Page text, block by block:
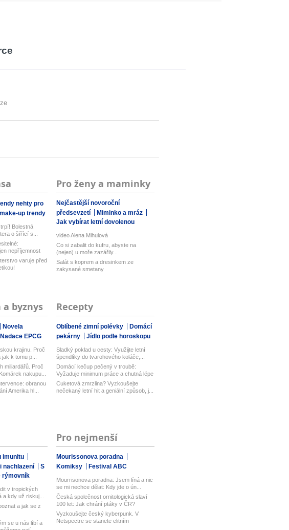
nehty pro
up trendy
Bolestná
o šířící s...
nepříjemnost
varuje před
Pro ženy a maminky
Nejčastější novoroční
předsevzetí
Miminko a mráz
Jak vybírat letní dovolenou
video Alena Mihulová
Co si zabalit do kufru, abyste na
(nejen) u moře zazářily...
Salát s koprem a dresinkem ze
zakysané smetany
byznys
Novela
Nadace EPCG
krajinu. Proč
k tomu p...
miliardářů. Proč
nakupu...
obranou
Amerika hl...
Recepty
Oblíbené zimní polévky
Domácí
pekárny
Jídlo podle horoskopu
Sladký poklad u cesty: Využijte letní
špendlíky do tvarohového koláče,...
Domácí kečup pečený v troubě:
Vyžaduje minimum práce a chutná lépe
než...
Cuketová zmrzlina? Vyzkoušejte
nečekaný letní hit a geniální způsob, j...
imunitu
nachlazení
S
rýmovník
v tropických
a kdy už riskuj...
a jak se z
se u nás líbí a
Pro nejmenší
Mourissonova poradna
Komiksy
Festival ABC
Mourrisonova poradna: Jsem líná a nic
se mi nechce dělat: Kdy jde o ún...
Česká společnost ornitologická slaví
100 let: Jak chrání ptáky v ČR?
Vyzkoušejte český kyberpunk. V
Netspectre se stanete elitním